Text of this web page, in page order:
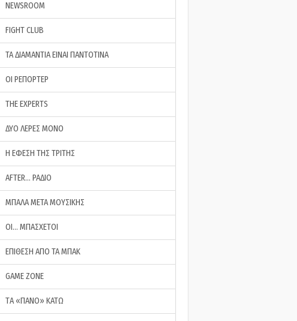
NEWSROOM
FIGHT CLUB
ΤΑ ΔΙΑΜΑΝΤΙΑ ΕΙΝΑΙ ΠΑΝΤΟΤΙΝΑ
ΟΙ ΡΕΠΟΡΤΕΡ
THE EXPERTS
ΔΥΟ ΛΕΡΕΣ ΜΟΝΟ
Η ΕΦΕΣΗ ΤΗΣ ΤΡΙΤΗΣ
AFTER… ΡΑΔΙΟ
ΜΠΑΛΑ ΜΕΤΑ ΜΟΥΣΙΚΗΣ
ΟΙ… ΜΠΑΣΧΕΤΟΙ
ΕΠΙΘΕΣΗ ΑΠΟ ΤΑ ΜΠΑΚ
GAME ZONE
ΤA «ΠΑΝΟ» ΚΑΤΩ